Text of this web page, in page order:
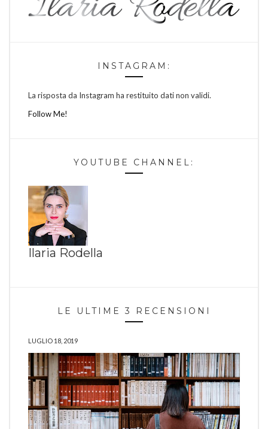
INSTAGRAM:
La risposta da Instagram ha restituito dati non validi.
Follow Me!
YOUTUBE CHANNEL:
Ilaria Rodella
LE ULTIME 3 RECENSIONI
LUGLIO 18, 2019